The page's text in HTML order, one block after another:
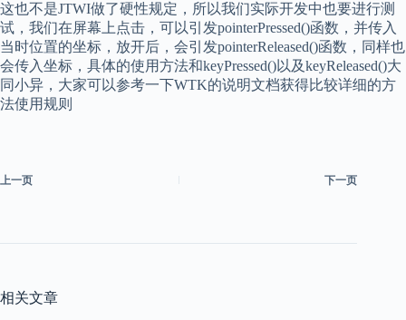
这也不是JTWI做了硬性规定，所以我们实际开发中也要进行测
试，我们在屏幕上点击，可以引发pointerPressed()函数，并传入
当时位置的坐标，放开后，会引发pointerReleased()函数，同样也
会传入坐标，具体的使用方法和keyPressed()以及keyReleased()大
同小异，大家可以参考一下WTK的说明文档获得比较详细的方
法使用规则
上一页 下一页
相关文章